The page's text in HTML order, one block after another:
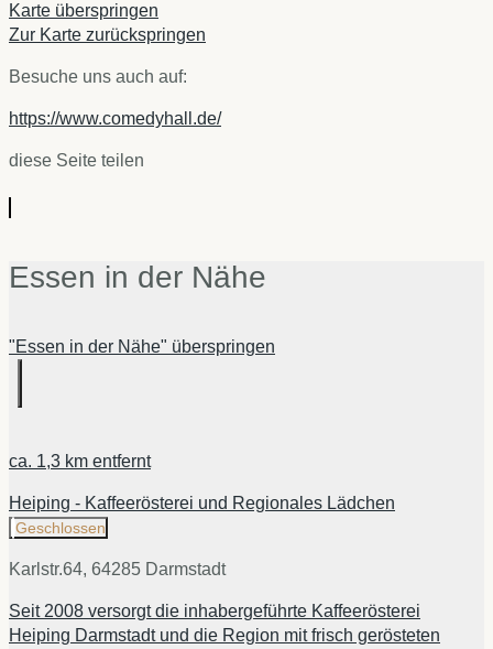
Karte überspringen
Zur Karte zurückspringen
Besuche uns auch auf:
https://www.comedyhall.de/
diese Seite teilen
Essen in der Nähe
"Essen in der Nähe" überspringen
ca. 1,3 km entfernt
Heiping - Kaffeerösterei und Regionales Lädchen
Geschlossen
Karlstr.64, 64285 Darmstadt
Seit 2008 versorgt die inhabergeführte Kaffeerösterei
Heiping Darmstadt und die Region mit frisch gerösteten